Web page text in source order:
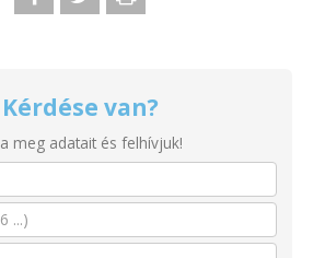
Kérdése van?
meg adatait és felhívjuk!